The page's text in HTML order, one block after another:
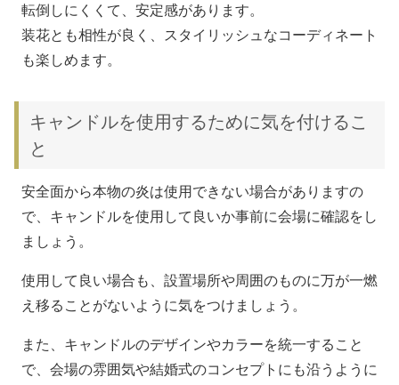
転倒しにくくて、安定感があります。
装花とも相性が良く、スタイリッシュなコーディネート
も楽しめます。
キャンドルを使用するために気を付けるこ
と
安全面から本物の炎は使用できない場合がありますの
で、キャンドルを使用して良いか事前に会場に確認をし
ましょう。
使用して良い場合も、設置場所や周囲のものに万が一燃
え移ることがないように気をつけましょう。
また、キャンドルのデザインやカラーを統一すること
で、会場の雰囲気や結婚式のコンセプトにも沿うように